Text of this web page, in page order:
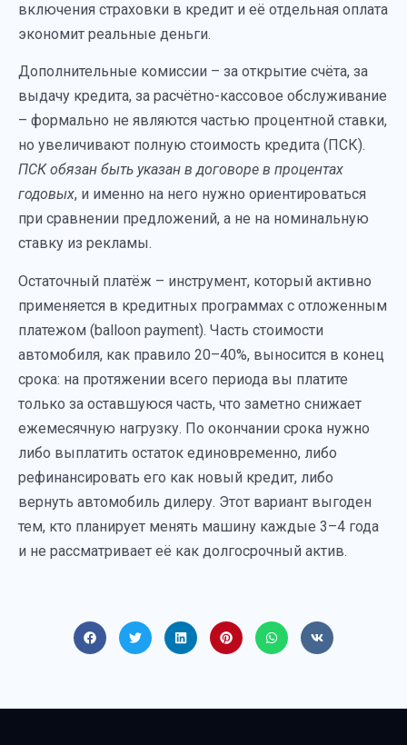
включения страховки в кредит и её отдельная оплата
экономит реальные деньги.
Дополнительные комиссии – за открытие счёта, за
выдачу кредита, за расчётно-кассовое обслуживание
– формально не являются частью процентной ставки,
но увеличивают полную стоимость кредита (ПСК).
ПСК обязан быть указан в договоре в процентах
годовых, и именно на него нужно ориентироваться
при сравнении предложений, а не на номинальную
ставку из рекламы.
Остаточный платёж – инструмент, который активно
применяется в кредитных программах с отложенным
платежом (balloon payment). Часть стоимости
автомобиля, как правило 20–40%, выносится в конец
срока: на протяжении всего периода вы платите
только за оставшуюся часть, что заметно снижает
ежемесячную нагрузку. По окончании срока нужно
либо выплатить остаток единовременно, либо
рефинансировать его как новый кредит, либо
вернуть автомобиль дилеру. Этот вариант выгоден
тем, кто планирует менять машину каждые 3–4 года
и не рассматривает её как долгосрочный актив.